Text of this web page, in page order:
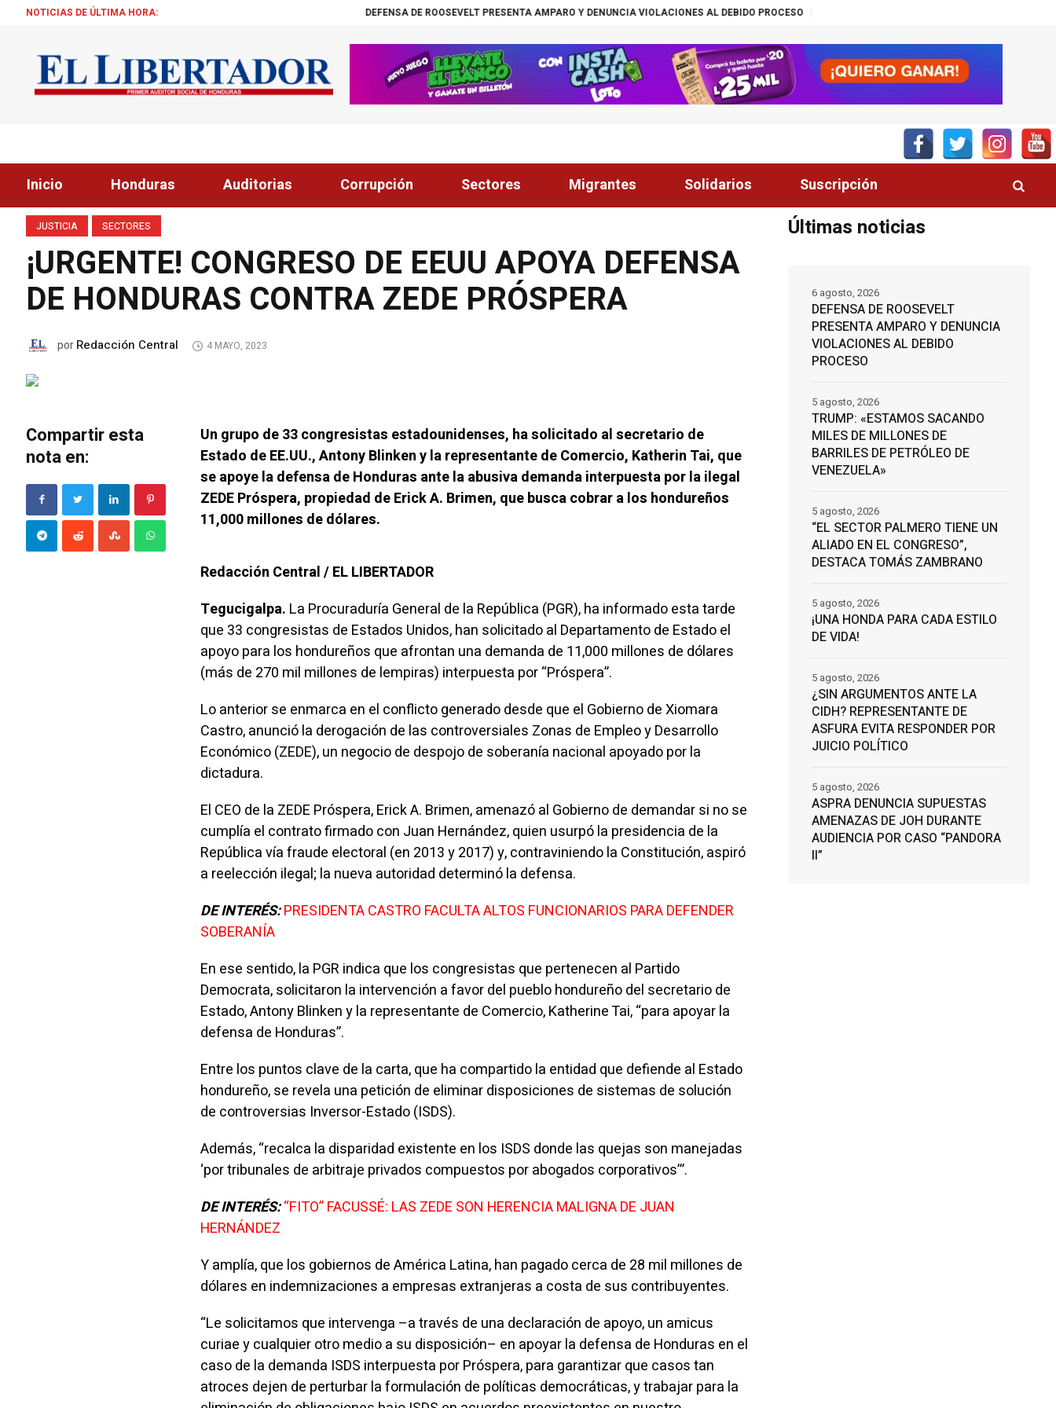
NOTICIAS DE ÚLTIMA HORA: DEFENSA DE ROOSEVELT PRESENTA AMPARO Y DENUNCIA VIOLACIONES AL DEBIDO PROCESO TRUMP: «ESTAMOS SACANDO MILES DE MILLONES DE BARRILES DE
Inicio Honduras Auditorias Corrupción Sectores Migrantes Solidarios Suscripción
JUSTICIA SECTORES
¡URGENTE! CONGRESO DE EEUU APOYA DEFENSA
DE HONDURAS CONTRA ZEDE PRÓSPERA
porRedacción Central 4 MAYO, 2023
Compartir esta
nota en:
Un grupo de 33 congresistas estadounidenses, ha solicitado al secretario de
Estado de EE.UU., Antony Blinken y la representante de Comercio, Katherin Tai, que
se apoye la defensa de Honduras ante la abusiva demanda interpuesta por la ilegal
ZEDE Próspera, propiedad de Erick A. Brimen, que busca cobrar a los hondureños
11,000 millones de dólares.
Redacción Central / EL LIBERTADOR
Tegucigalpa. La Procuraduría General de la República (PGR), ha informado esta tarde
que 33 congresistas de Estados Unidos, han solicitado al Departamento de Estado el
apoyo para los hondureños que afrontan una demanda de 11,000 millones de dólares
(más de 270 mil millones de lempiras) interpuesta por “Próspera”.
Lo anterior se enmarca en el conflicto generado desde que el Gobierno de Xiomara
Castro, anunció la derogación de las controversiales Zonas de Empleo y Desarrollo
Económico (ZEDE), un negocio de despojo de soberanía nacional apoyado por la
dictadura.
El CEO de la ZEDE Próspera, Erick A. Brimen, amenazó al Gobierno de demandar si no se
cumplía el contrato firmado con Juan Hernández, quien usurpó la presidencia de la
República vía fraude electoral (en 2013 y 2017) y, contraviniendo la Constitución, aspiró
a reelección ilegal; la nueva autoridad determinó la defensa.
DE INTERÉS:PRESIDENTA CASTRO FACULTA ALTOS FUNCIONARIOS PARA DEFENDER
SOBERANÍA
En ese sentido, la PGR indica que los congresistas que pertenecen al Partido
Democrata, solicitaron la intervención a favor del pueblo hondureño del secretario de
Estado, Antony Blinken y la representante de Comercio, Katherine Tai, “para apoyar la
defensa de Honduras”.
Entre los puntos clave de la carta, que ha compartido la entidad que defiende al Estado
hondureño, se revela una petición de eliminar disposiciones de sistemas de solución
de controversias Inversor-Estado (ISDS).
Además, “recalca la disparidad existente en los ISDS donde las quejas son manejadas
‘por tribunales de arbitraje privados compuestos por abogados corporativos’”.
DE INTERÉS:“FITO” FACUSSÉ: LAS ZEDE SON HERENCIA MALIGNA DE JUAN
HERNÁNDEZ
Y amplía, que los gobiernos de América Latina, han pagado cerca de 28 mil millones de
dólares en indemnizaciones a empresas extranjeras a costa de sus contribuyentes.
“Le solicitamos que intervenga –a través de una declaración de apoyo, un amicus
curiae y cualquier otro medio a su disposición– en apoyar la defensa de Honduras en el
caso de la demanda ISDS interpuesta por Próspera, para garantizar que casos tan
atroces dejen de perturbar la formulación de políticas democráticas, y trabajar para la
Últimas noticias
DEFENSA DE ROOSEVELT
PRESENTA AMPARO Y DENUNCIA
VIOLACIONES AL DEBIDO
PROCESO
6 agosto, 2026
TRUMP: «ESTAMOS SACANDO
MILES DE MILLONES DE
BARRILES DE PETRÓLEO DE
VENEZUELA»
5 agosto, 2026
“EL SECTOR PALMERO TIENE UN
ALIADO EN EL CONGRESO”,
DESTACA TOMÁS ZAMBRANO
5 agosto, 2026
¡UNA HONDA PARA CADA ESTILO
DE VIDA!
5 agosto, 2026
¿SIN ARGUMENTOS ANTE LA
CIDH? REPRESENTANTE DE
ASFURA EVITA RESPONDER POR
JUICIO POLÍTICO
5 agosto, 2026
ASPRA DENUNCIA SUPUESTAS
AMENAZAS DE JOH DURANTE
AUDIENCIA POR CASO “PANDORA
II”
5 agosto, 2026